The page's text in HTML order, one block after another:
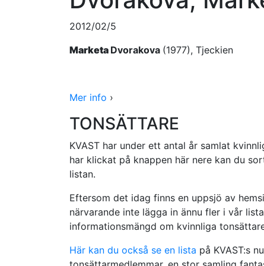
2012/02/5
Marketa Dvorakova (1977), Tjeckien
Mer info ›
TONSÄTTARE
KVAST har under ett antal år samlat
har klickat på knappen här nere kan du
listan.
Eftersom det idag finns en uppsjö av
närvarande inte lägga in ännu fler i vår
informationsmängd om kvinnliga
Här kan du också se en lista på KVAST:s